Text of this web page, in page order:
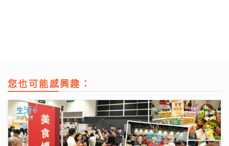
您也可能感興趣：